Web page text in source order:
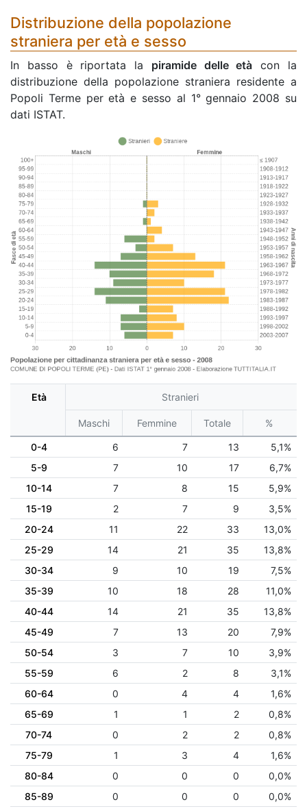
Distribuzione della popolazione
straniera per età e sesso
In basso è riportata la piramide delle età con la
distribuzione della popolazione straniera residente a
Popoli Terme per età e sesso al 1° gennaio 2008 su
dati ISTAT.
Età Stranieri
Maschi Femmine Totale %
0-4 6 7 13
5,1%
5-9
7 10 17
6,7%
10-14
7 8 15
5,9%
15-19
2 7 9
3,5%
20-24
11 22 33
13,0%
25-29
14 21 35
13,8%
30-34
9 10 19
7,5%
35-39
10 18 28
11,0%
40-44
14 21 35
13,8%
45-49
7 13 20
7,9%
50-54
3 7 10
3,9%
55-59
6 2 8
3,1%
60-64
0 4 4
1,6%
65-69
1 1 2
0,8%
70-74
0 2 2
0,8%
75-79
1 3 4
1,6%
80-84
0 0 0
0,0%
85-89
0 0 0
0,0%